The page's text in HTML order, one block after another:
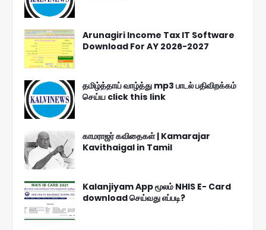
Arunagiri Income Tax IT Software
Download For AY 2026-2027
தமிழ்த்தாய் வாழ்த்து mp3 பாடல் பதிவிறக்கம்
செய்ய click this link
காமராஜர் கவிதைகள் | Kamarajar
Kavithaigal in Tamil
Kalanjiyam App மூலம் NHIS E- Card
download செய்வது எப்படி?